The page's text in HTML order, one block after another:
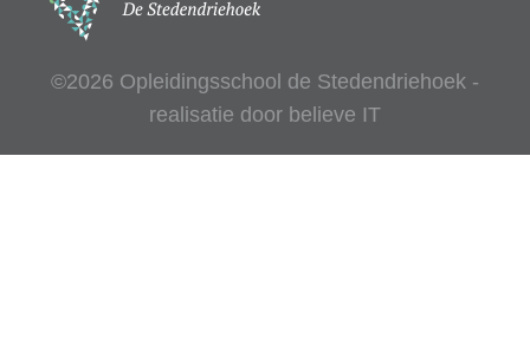
©2026 Opleidingsschool de Stedendriehoek -
realisatie door believe IT